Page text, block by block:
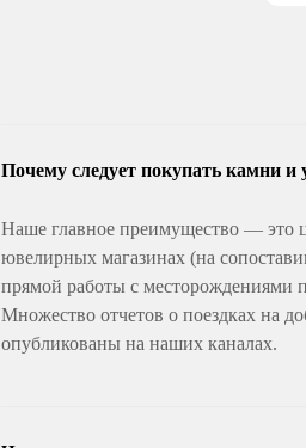
Почему следует покупать камни
Наше главное преимущество — это
ювелирных магазинах (на
прямой работы с месторождениями
Множество отчетов о поездках на
опубликованы на наших каналах.